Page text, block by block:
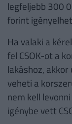
legfeljebb 300
forint
Ha valaki a
fel CSOK-ot a
lakáshoz,
veheti a
nem kell
igénybe vett